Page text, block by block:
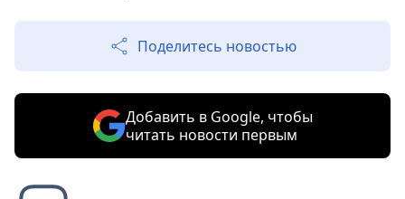
Поделитесь новостью
Добавить в Google, чтобы
читать новости первым